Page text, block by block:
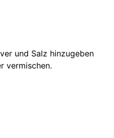
und Salz hinzugeben
vermischen.